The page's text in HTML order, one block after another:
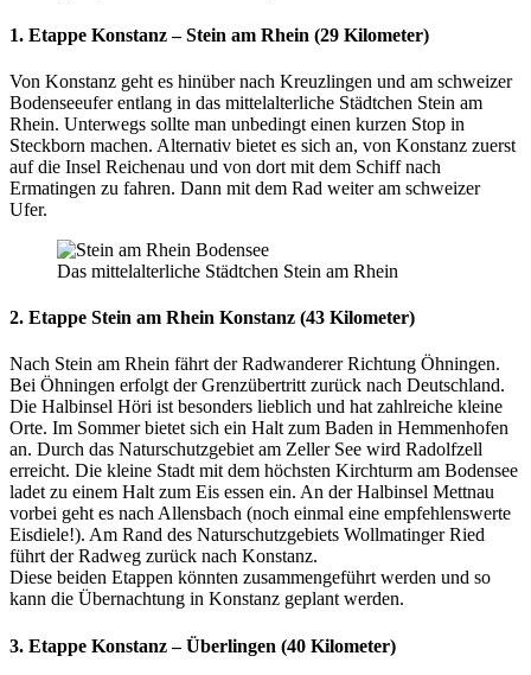
1. Etappe Konstanz – Stein am Rhein (29 Kilometer)
Von Konstanz geht es hinüber nach Kreuzlingen und am schweizer
Bodenseeufer entlang in das mittelalterliche Städtchen Stein am
Rhein. Unterwegs sollte man unbedingt einen kurzen Stop in
Steckborn machen. Alternativ bietet es sich an, von Konstanz zuerst
auf die Insel Reichenau und von dort mit dem Schiff nach
Ermatingen zu fahren. Dann mit dem Rad weiter am schweizer
Ufer.
Das mittelalterliche Städtchen Stein am Rhein
2. Etappe Stein am Rhein Konstanz (43 Kilometer)
Nach Stein am Rhein fährt der Radwanderer Richtung Öhningen.
Bei Öhningen erfolgt der Grenzübertritt zurück nach Deutschland.
Die Halbinsel Höri ist besonders lieblich und hat zahlreiche kleine
Orte. Im Sommer bietet sich ein Halt zum Baden in Hemmenhofen
an. Durch das Naturschutzgebiet am Zeller See wird Radolfzell
erreicht. Die kleine Stadt mit dem höchsten Kirchturm am Bodensee
ladet zu einem Halt zum Eis essen ein. An der Halbinsel Mettnau
vorbei geht es nach Allensbach (noch einmal eine empfehlenswerte
Eisdiele!). Am Rand des Naturschutzgebiets Wollmatinger Ried
führt der Radweg zurück nach Konstanz.
Diese beiden Etappen könnten zusammengeführt werden und so
kann die Übernachtung in Konstanz geplant werden.
3. Etappe Konstanz – Überlingen (40 Kilometer)